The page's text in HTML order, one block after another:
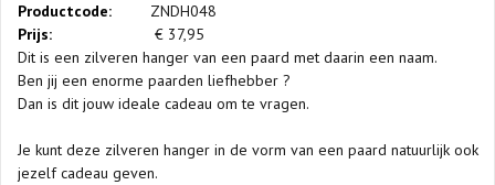
Productcode:
ZNDH048
Prijs:
€ 37,95
Dit is een zilveren hanger van een paard met daarin een naam.
Ben jij een enorme paarden liefhebber ?
Dan is dit jouw ideale cadeau om te vragen.
Je kunt deze zilveren hanger in de vorm van een paard natuurlijk ook
jezelf cadeau geven.